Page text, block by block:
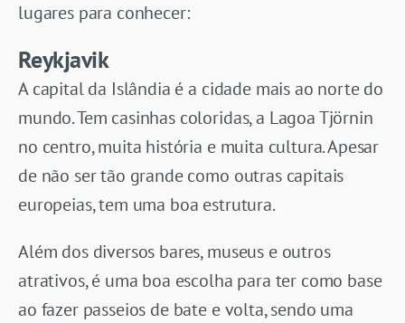
lugares para conhecer:
Reykjavik
A capital da Islândia é a cidade mais ao norte do
mundo. Tem casinhas coloridas, a Lagoa Tjörnin
no centro, muita história e muita cultura. Apesar
de não ser tão grande como outras capitais
europeias, tem uma boa estrutura.
Além dos diversos bares, museus e outros
atrativos, é uma boa escolha para ter como base
ao fazer passeios de bate e volta, sendo uma